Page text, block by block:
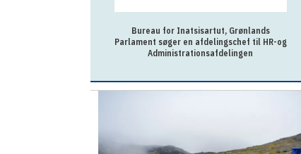
Bureau for Inatsisartut, Grønlands
Parlament søger en afdelingschef til HR-og
Administrationsafdelingen